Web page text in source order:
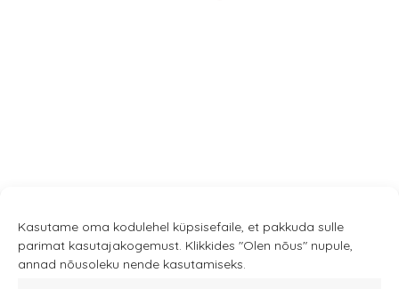
Kasutame oma kodulehel küpsisefaile, et pakkuda sulle
parimat kasutajakogemust. Klikkides "Olen nõus" nupule,
annad nõusoleku nende kasutamiseks.